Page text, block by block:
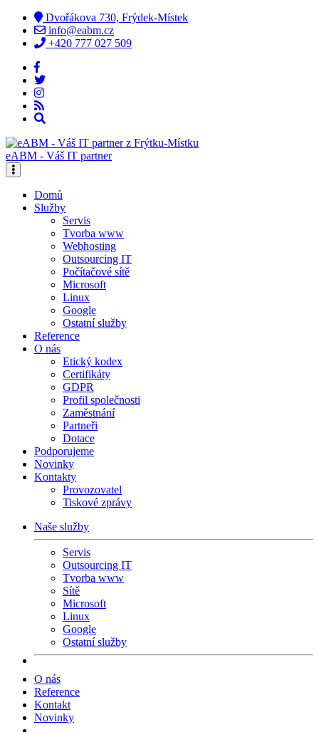
Dvořákova 730, Frýdek-Místek
info@eabm.cz
+420 777 027 509
eABM - Váš IT partner
Domů
Služby
Servis
Tvorba www
Webhosting
Outsourcing IT
Počítačové sítě
Microsoft
Linux
Google
Ostatní služby
Reference
O nás
Etický kodex
Certifikáty
GDPR
Profil společnosti
Zaměstnání
Partneři
Dotace
Podporujeme
Novinky
Kontakty
Provozovatel
Tiskové zprávy
Naše služby
Servis
Outsourcing IT
Tvorba www
Sítě
Microsoft
Linux
Google
Ostatní služby
O nás
Reference
Kontakt
Novinky